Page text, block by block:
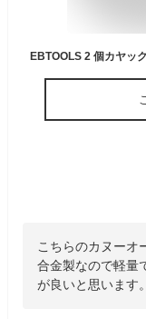
こちらのカヌーオ
合金製なので軽量
が良いと思います。